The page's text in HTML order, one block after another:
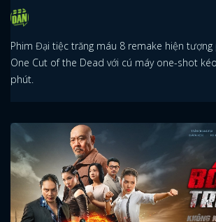
Phim Đại tiệc trăng máu 8 remake hiện tượng
One Cut of the Dead với cú máy one-shot
phút.